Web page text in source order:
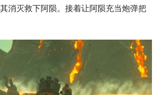
消灭救下阿陨。接着让阿陨充当炮弹把